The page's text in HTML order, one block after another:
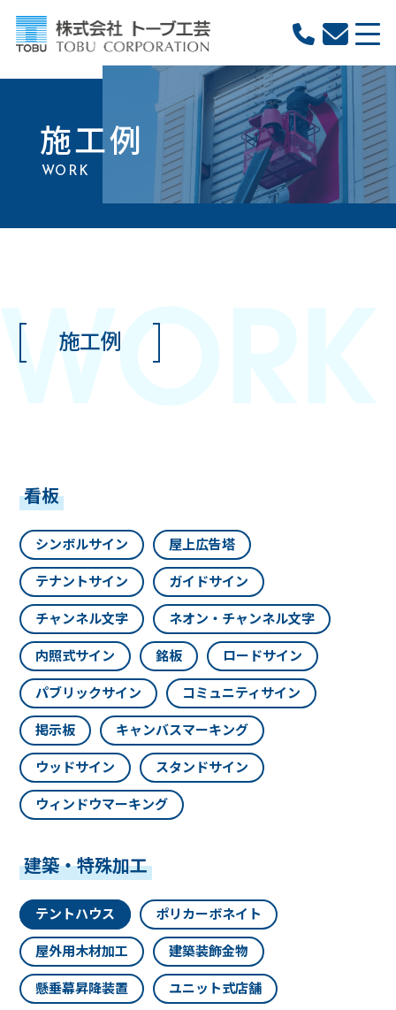
施工例
WORK
施工例
看板
シンボルサイン 屋上広告塔
テナントサイン ガイドサイン
チャンネル文字 ネオン・チャンネル文字
内照式サイン 銘板 ロードサイン
パブリックサイン コミュニティサイン
掲示板 キャンバスマーキング
ウッドサイン スタンドサイン
ウィンドウマーキング
建築・特殊加工
テントハウス ポリカーボネイト
屋外用木材加工 建築装飾金物
懸垂幕昇降装置 ユニット式店舗